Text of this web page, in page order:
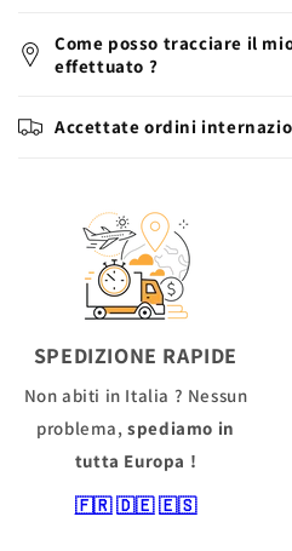
Come posso tracciare il
effettuato ?
Accettate ordini
SPEDIZIONE RAPIDE
Non abiti in Italia ? Nessun
problema, spediamo in
tutta Europa !
🇫🇷🇩🇪🇪🇸